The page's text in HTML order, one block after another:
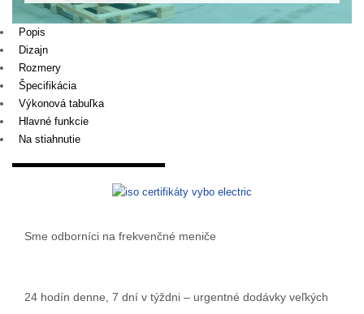
Popis
Dizajn
Rozmery
Špecifikácia
Výkonová tabuľka
Hlavné funkcie
Na stiahnutie
Sme odborníci na frekvenčné meniče
24 hodín denne, 7 dní v týždni – urgentné dodávky veľkých